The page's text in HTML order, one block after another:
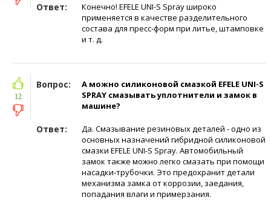
Ответ:
Конечно! EFELE UNI-S Spray широко
применяется в качестве разделительного
состава для пресс-форм при литье, штамповке
и т. д.
Вопрос:
А можно силиконовой смазкой EFELE UNI-S
SPRAY смазывать уплотнители и замок в
машине?
Ответ:
Да. Смазывание резиновых деталей - одно из
основных назначений гибридной силиконовой
смазки EFELE UNI-S Spray. Автомобильный
замок также можно легко смазать при помощи
насадки-трубочки. Это предохранит детали
механизма замка от коррозии, заедания,
попадания влаги и примерзания.
12